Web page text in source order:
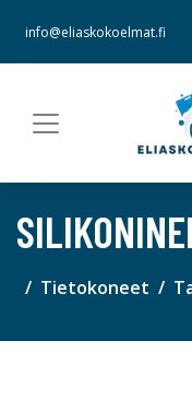
info@eliaskokoelmat.fi
Tietokoneet